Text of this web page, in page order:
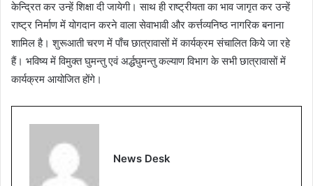
केन्द्रित कर उन्हें शिक्षा दी जायेगी। साथ ही राष्ट्रीयता का भाव जागृत कर उन्हें
राष्ट्र निर्माण में योगदान करने वाला सेवाभावी और कर्त्तव्यनिष्ठ नागरिक बनाना
शामिल है। शुरूआती चरण में पाँच छात्रावासों में कार्यक्रम संचालित किये जा रहे
हैं। भविष्य में विमुक्त घुमन्तु एवं अर्द्धघुमन्तु कल्याण विभाग के सभी छात्रावासों में
कार्यक्रम आयोजित होंगे।
News Desk